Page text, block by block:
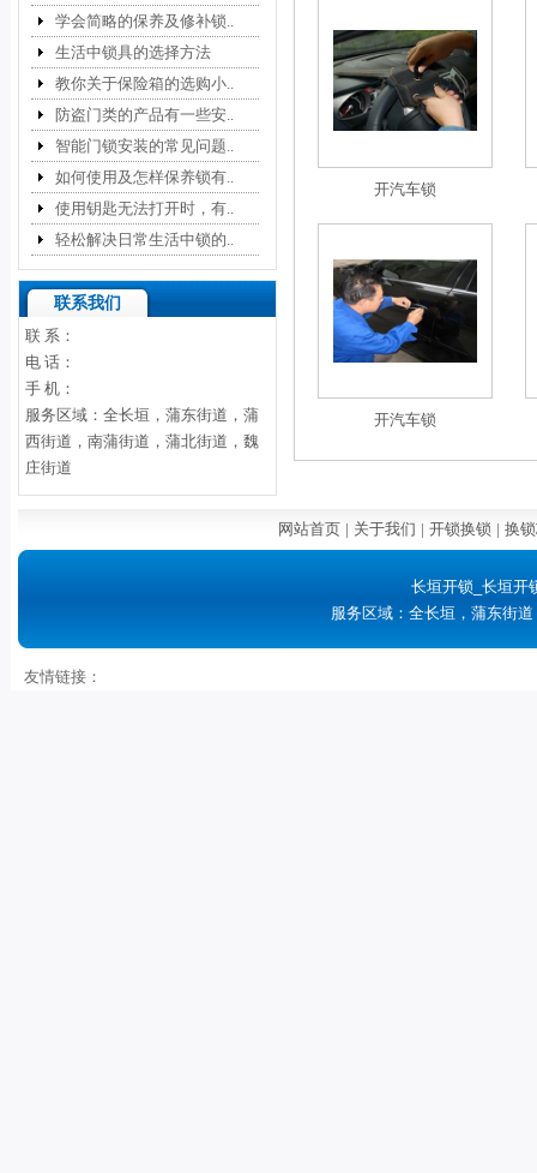
学会简略的保养及修补锁..
生活中锁具的选择方法
教你关于保险箱的选购小..
防盗门类的产品有一些安..
智能门锁安装的常见问题..
如何使用及怎样保养锁有..
使用钥匙无法打开时，有..
轻松解决日常生活中锁的..
联系我们
联 系：
电 话：
手 机：
服务区域：全长垣，蒲东街道，蒲
西街道，南蒲街道，蒲北街道，魏
庄街道
开汽车锁
开汽车锁
网站首页 | 关于我们 | 开锁换锁 | 换
长垣开锁_长垣开
服务区域：全长垣，蒲东街
友情链接：